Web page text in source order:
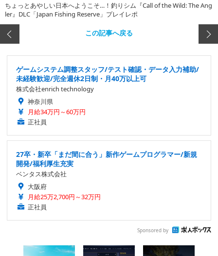
ちょっとあやしい日本へようこそ…！釣りシム『Call of the Wild: The Ang
ler』DLC「Japan Fishing Reserve」プレイレポ
この記事へ戻る
ゲームシステム調整スタッフ/テスト確認・データ入力補助/
未経験歓迎/完全週休2日制・月40万以上可
株式会社enrich technology
神奈川県
月給34万円～60万円
正社員
27卒・新卒「まだ間に合う」新作ゲームプログラマー/新規
開発/福利厚生充実
ベンタス株式会社
大阪府
月給25万2,700円～32万円
正社員
Sponsored by